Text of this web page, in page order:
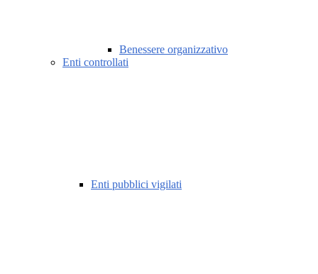
Benessere organizzativo
Enti controllati
Enti pubblici vigilati